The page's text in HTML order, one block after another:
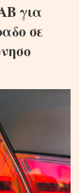
για
σε